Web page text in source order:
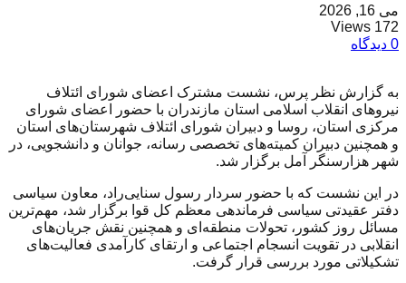
می 16, 2026
172 Views
0 دیدگاه
به گزارش نظر پرس، نشست مشترک اعضای شورای ائتلاف
نیروهای انقلاب اسلامی استان مازندران با حضور اعضای شورای
مرکزی استان، روسا و دبیران شورای ائتلاف شهرستان‌های استان
و همچنین دبیران کمیته‌های تخصصی رسانه، جوانان و دانشجویی، در
شهر هزارسنگر آمل برگزار شد.
در این نشست که با حضور سردار رسول سنایی‌راد، معاون سیاسی
دفتر عقیدتی سیاسی فرماندهی معظم کل قوا برگزار شد، مهم‌ترین
مسائل روز کشور، تحولات منطقه‌ای و همچنین نقش جریان‌های
انقلابی در تقویت انسجام اجتماعی و ارتقای کارآمدی فعالیت‌های
تشکیلاتی مورد بررسی قرار گرفت.